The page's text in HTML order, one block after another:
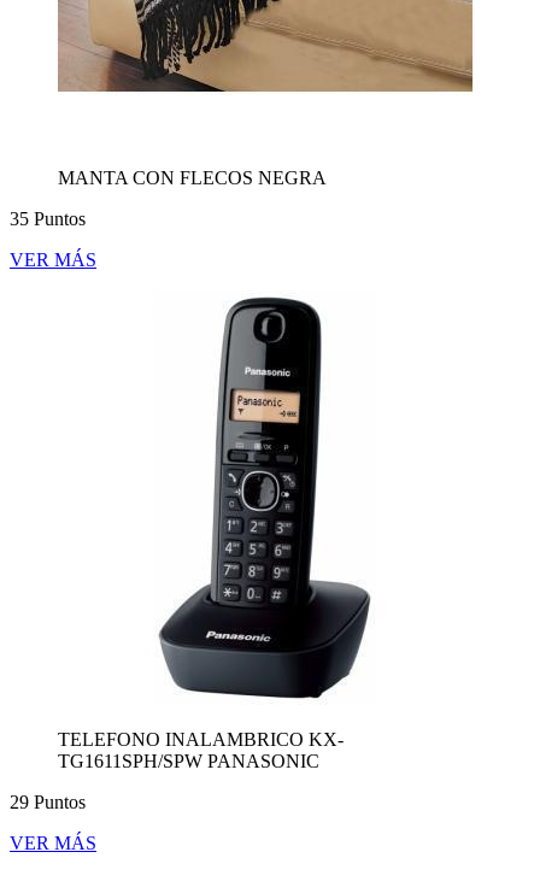
MANTA CON FLECOS NEGRA
35 Puntos
VER MÁS
TELEFONO INALAMBRICO KX-
TG1611SPH/SPW PANASONIC
29 Puntos
VER MÁS